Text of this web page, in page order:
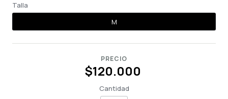
Talla
M
PRECIO
$120.000
Cantidad